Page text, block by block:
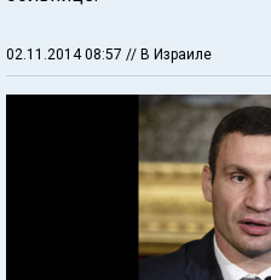
02.11.2014 08:57 // В Израиле